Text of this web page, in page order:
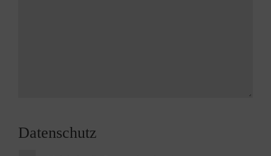
Datenschutz